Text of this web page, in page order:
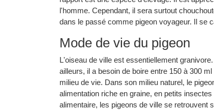
l'homme. Cependant, il sera surtout
dans le passé comme pigeon voyageur. Il se
Mode de vie du pigeon
L'oiseau de ville est essentiellement
ailleurs, il a besoin de boire entre 150 à 300
milieu de vie. Dans son milieu naturel, le
alimentation riche en graine, en petits
alimentaire, les pigeons de ville se retrouvent